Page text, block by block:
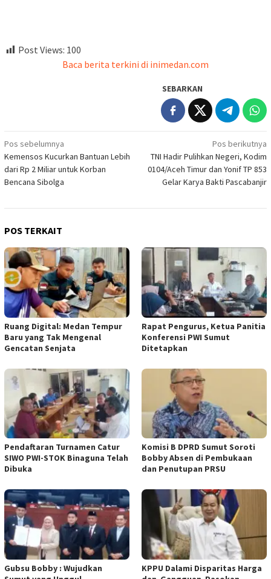
Post Views: 100
Baca berita terkini di inimedan.com
SEBARKAN
Navigasi
pos
Pos sebelumnya
Kemensos Kucurkan Bantuan Lebih
dari Rp 2 Miliar untuk Korban
Bencana Sibolga
Pos berikutnya
TNI Hadir Pulihkan Negeri, Kodim
0104/Aceh Timur dan Yonif TP 853
Gelar Karya Bakti Pascabanjir
POS TERKAIT
Ruang Digital: Medan Tempur
Baru yang Tak Mengenal
Gencatan Senjata
Rapat Pengurus, Ketua Panitia
Konferensi PWI Sumut
Ditetapkan
Pendaftaran Turnamen Catur
SIWO PWI-STOK Binaguna Telah
Dibuka
Komisi B DPRD Sumut Soroti
Bobby Absen di Pembukaan
dan Penutupan PRSU
Gubsu Bobby : Wujudkan
KPPU Dalami Disparitas Harga